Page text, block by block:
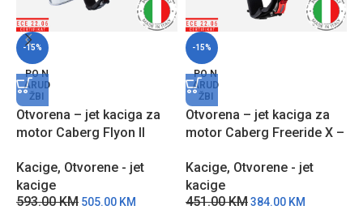
-15%
PO N
ARUD
ŽBI
Otvorena – jet kaciga za
motor Caberg Flyon II
Kacige, Otvorene - jet
kacige
593.00KM 505.00 KM
-15%
PO N
ARUD
ŽBI
Otvorena – jet kaciga za
motor Caberg Freeride X –
Kacige, Otvorene - jet
kacige
451.00KM384.00 KM